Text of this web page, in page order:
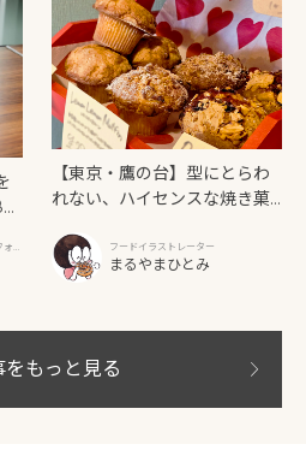
ト
【東京・鷹の台】型にとらわ
れない、ハイセンスな焼き菓
フードイラストレーター
まるやまひとみ
もっと見る